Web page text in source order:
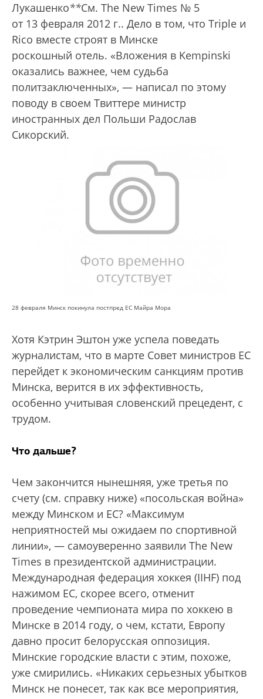
Лукашенко**См. The New Times № 5
от 13 февраля 2012 г.. Дело в том, что Triple и
Rico вместе строят в Минске
роскошный отель. «Вложения в Kempinski
оказались важнее, чем судьба
политзаключенных», — написал по этому
поводу в своем Твиттере министр
иностранных дел Польши Радослав
Сикорский.
28 февраля Минск покинула постпред ЕС Майра Мора
Хотя Кэтрин Эштон уже успела поведать
журналистам, что в марте Совет министров ЕС
перейдет к экономическим санкциям против
Минска, верится в их эффективность,
особенно учитывая словенский прецедент, с
трудом.
Что дальше?
Чем закончится нынешняя, уже третья по
счету (см. справку ниже) «посольская война»
между Минском и ЕС? «Максимум
неприятностей мы ожидаем по спортивной
линии», — самоуверенно заявили The New
Times в президентской администрации.
Международная федерация хоккея (IIHF) под
нажимом ЕС, скорее всего, отменит
проведение чемпионата мира по хоккею в
Минске в 2014 году, о чем, кстати, Европу
давно просит белорусская оппозиция.
Минские городские власти с этим, похоже,
уже смирились. «Никаких серьезных убытков
Минск не понесет, так как все мероприятия,